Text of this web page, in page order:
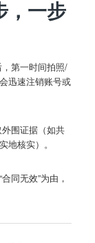
，一步
第一时间拍照/
迅速注销账号或
围证据（如共
地核实）。
同无效”为由，